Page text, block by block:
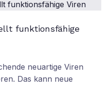
funktionsfähige
neuartige Viren
Das kann neue